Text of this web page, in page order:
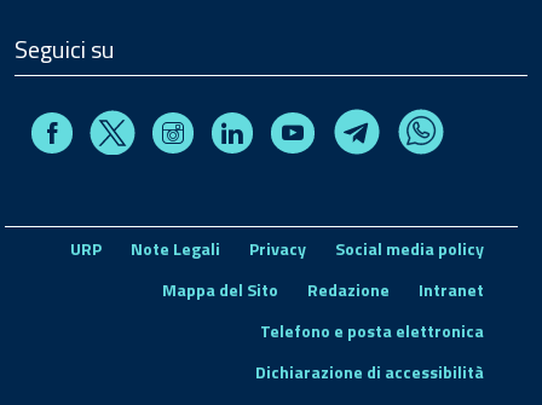
Seguici su
FacebookX InstagramLinkedin Youtube TelegramWhatsapp
URP Note Legali Privacy
Social media policy
Mappa del Sito
Redazione
Intranet
Telefono e posta elettronica
Dichiarazione di accessibilità